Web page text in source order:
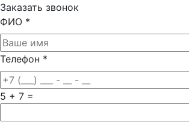
Заказать звонок
ФИО *
Телефон *
5 + 7 =